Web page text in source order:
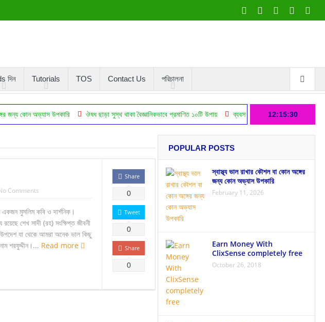
দিন Tutorials TOS Contact Us পরিচালনা
উপকারি ঔষধ ছাড়া সুস্থ থাকা বৈজ্ঞানিকভাবে প্রমাণিত ১০টি উপায় ব্যবসায় লোন গ্রহন ও তার লাভ ক্ষতির বিস্তারিত
12:15:31
Comments
একজন মুসলিম কবি ও দার্শনিক।
শেখ সাদী (রহ) সংক্ষিপ্ত জীবনী
যা থেকে আমরা অনেক ভাল কিছু
শরফুদ্দীন।... Read more
Share
0
Tweet
0
Share
0
POPULAR POSTS
স্বাস্থ্য ভাল রাখার কৌশল বা কোন অঙ্গের
জন্য কোন অভ্যাস উপকারি
February 11, 2026
Earn Money With
ClixSense completely free
October 26, 2018